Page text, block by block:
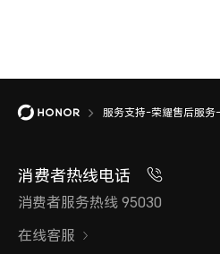
服务支持-荣耀售后服务
消费者热线电话
消费者服务热线 95030
在线客服